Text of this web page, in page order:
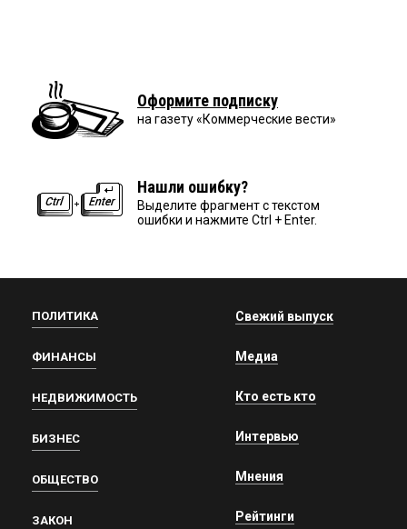
Оформите подписку
на газету «Коммерческие вести»
Нашли ошибку?
Выделите фрагмент с текстом
ошибки и нажмите Ctrl + Enter.
ПОЛИТИКА
ФИНАНСЫ
НЕДВИЖИМОСТЬ
БИЗНЕС
ОБЩЕСТВО
ЗАКОН
Свежий выпуск
Медиа
Кто есть кто
Интервью
Мнения
Рейтинги